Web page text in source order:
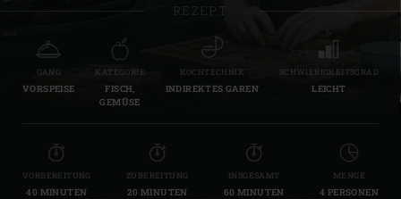
REZEPT
GANG
VORSPEISE
KATEGORIE
FISCH,
GEMÜSE
KOCHTECHNIK
INDIREKTES GAREN
SCHWIERIGKEITSGRAD
LEICHT
VORBEREITUNG
40 MINUTEN
ZUBEREITUNG
20 MINUTEN
INSGESAMT
60 MINUTEN
MENGE
4 PERSONEN